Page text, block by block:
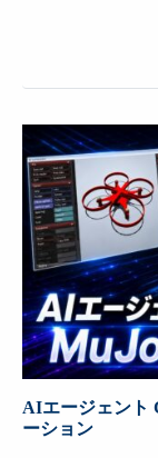
AIエージェント
ーション